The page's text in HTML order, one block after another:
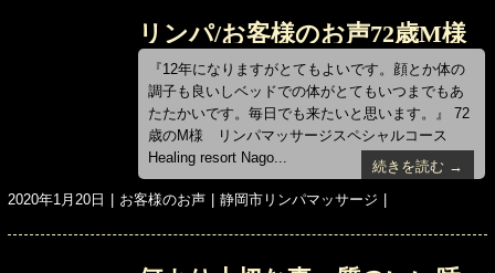
リンパ/お客様のお声72歳M様
『12年になりますがとてもよいです。顔とか体の
調子も良いしベッドでの体がとてもいつまでもあ
たたかいです。毎日でも来たいと思います。』 72
歳のM様 リンパマッサージスペシャルコース
Healing resort Nago...
続きを読む →
投
2020年1月20日
カ
お客様のお声
タ
静岡市リンパマッサージ